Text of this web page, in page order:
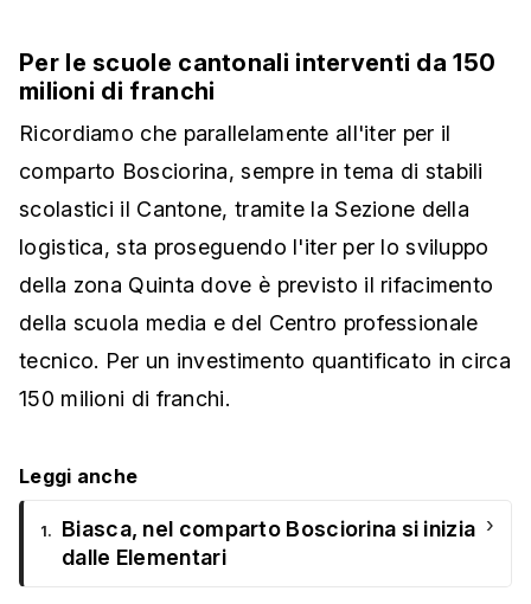
Per le scuole cantonali interventi da 150
milioni di franchi
Ricordiamo che parallelamente all'iter per il
comparto Bosciorina, sempre in tema di stabili
scolastici il Cantone, tramite la Sezione della
logistica, sta proseguendo l'iter per lo sviluppo
della zona Quinta dove è previsto il rifacimento
della scuola media e del Centro professionale
tecnico. Per un investimento quantificato in circa
150 milioni di franchi.
Leggi anche
1.
Biasca, nel comparto Bosciorina si inizia
dalle Elementari
›